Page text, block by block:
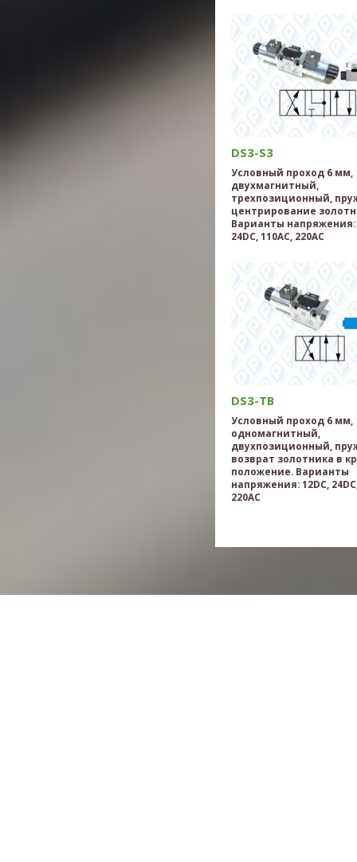
DS3-S3
Условный проход 6 мм,
двухмагнитный,
трехпозиционный,
центрирование
Варианты напряжения:
24DC, 110AC, 220AC
DS3-TB
Условный проход 6 мм,
одномагнитный,
двухпозиционный,
возврат золотника в
положение. Варианты
напряжения: 12DC,
220AC